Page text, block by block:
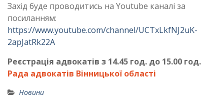
Захід буде проводитись на Youtube каналі за
посиланням:
https://www.youtube.com/channel/UCTxLkfNJ2uK-
2apJatRk22A
Реєстрація адвокатів з 14.45 год. до 15.00 год.
Рада адвокатів Вінницької області
Новини